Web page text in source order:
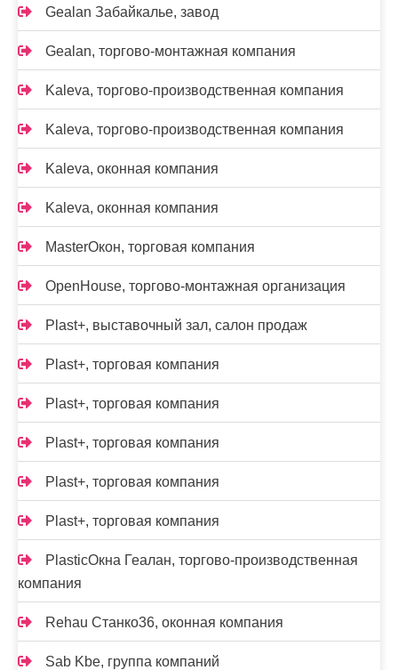
Gealan Забайкалье, завод
Gealan, торгово-монтажная компания
Kaleva, торгово-производственная компания
Kaleva, торгово-производственная компания
Kalevа, оконная компания
Kalevа, оконная компания
MasterОкон, торговая компания
OpenHouse, торгово-монтажная организация
Plast+, выставочный зал, салон продаж
Plast+, торговая компания
Plast+, торговая компания
Plast+, торговая компания
Plast+, торговая компания
Plast+, торговая компания
PlasticОкна Геалан, торгово-производственная
компания
Rehau Станко36, оконная компания
Sab Kbe, группа компаний